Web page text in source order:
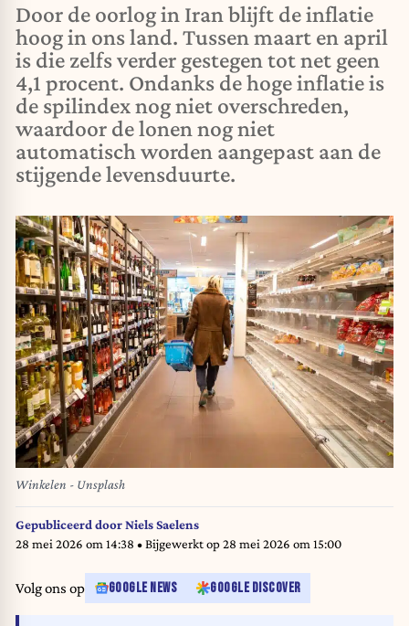
Door de oorlog in Iran blijft de inflatie
hoog in ons land. Tussen maart en april
is die zelfs verder gestegen tot net geen
4,1 procent. Ondanks de hoge inflatie is
de spilindex nog niet overschreden,
waardoor de lonen nog niet
automatisch worden aangepast aan de
stijgende levensduurte.
Winkelen - Unsplash
Gepubliceerd doorNiels Saelens
28 mei 2026 om 14:38 • Bijgewerkt op28 mei 2026 om 15:00
Volg ons op GOOGLE NEWS GOOGLE DISCOVER